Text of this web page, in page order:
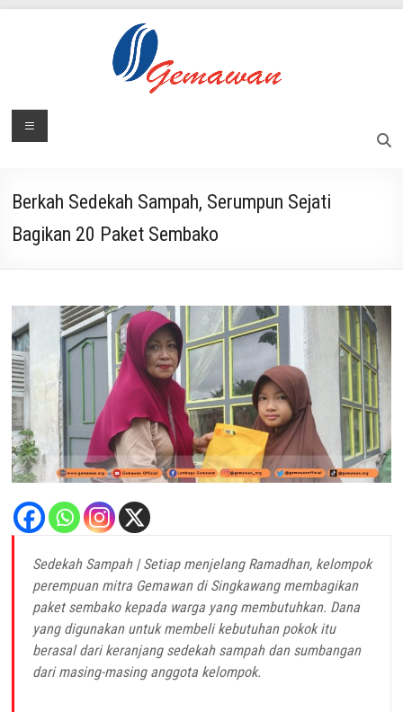
Lembaga
Swadaya
Menu
Berkah Sedekah Sampah, Serumpun Sejati
Bagikan 20 Paket Sembako
Sedekah Sampah | Setiap menjelang Ramadhan, kelompok
perempuan mitra Gemawan di Singkawang membagikan
paket sembako kepada warga yang membutuhkan. Dana
yang digunakan untuk membeli kebutuhan pokok itu
berasal dari keranjang sedekah sampah dan sumbangan
dari masing-masing anggota kelompok.